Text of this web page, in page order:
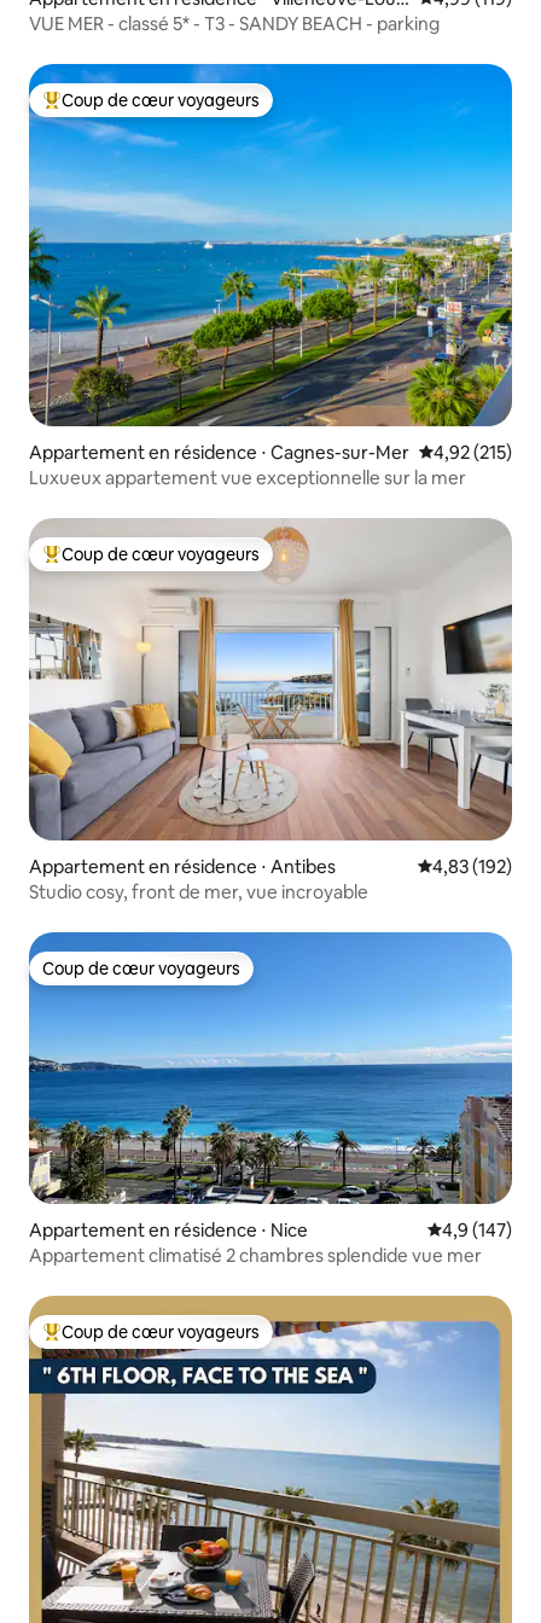
et
VUE MER - classé 5* - T3 - SANDY BEACH - parking
Coups de cœur voyageurs les plus appréciés
Coup de cœur voyageurs
Appartement en résidence ⋅ Cagnes-sur-Mer Évaluation
4,92 (215)
Luxueux appartement vue exceptionnelle sur la mer
Coups de cœur voyageurs les plus appréciés
Coup de cœur voyageurs
Appartement en résidence ⋅ Antibes Évaluation
4,83 (192)
Studio cosy, front de mer, vue incroyable
Coup de cœur voyageurs
Coup de cœur voyageurs
Appartement en résidence ⋅ Nice Évaluation
4,9 (147)
Appartement climatisé 2 chambres splendide vue mer
Coups de cœur voyageurs les plus appréciés
Coup de cœur voyageurs